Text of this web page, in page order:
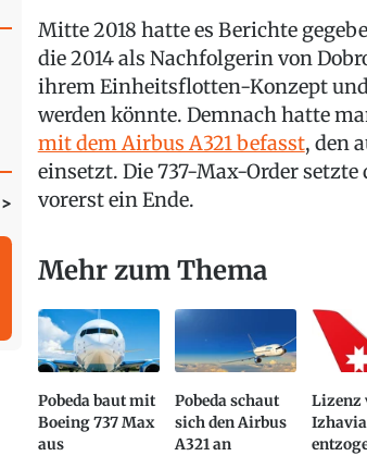
Mitte 2018 hatte es Berichte
die 2014 als Nachfolgerin von
ihrem Einheitsflotten-Konzept
werden könnte. Demnach hatte
mit dem Airbus A321 befasst, den
einsetzt. Die 737-Max-Order
vorerst ein Ende.
Mehr zum Thema
Pobeda baut mit
Boeing 737 Max
aus
Pobeda schaut
sich den Airbus
A321 an
Lizenz
Izhavia